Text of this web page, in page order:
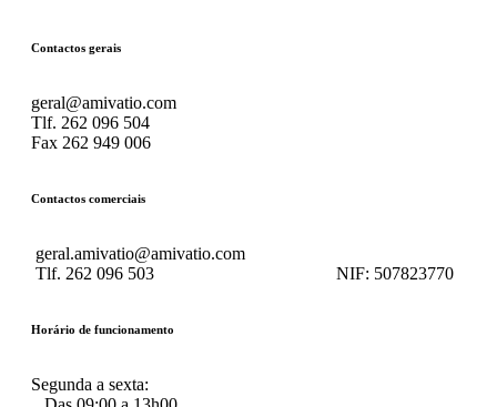
Contactos gerais
geral@amivatio.com
Tlf. 262 096 504
Fax 262 949 006
Contactos comerciais
geral.amivatio@amivatio.com
Tlf. 262 096 503 NIF: 507823770
Horário de funcionamento
Segunda a sexta: